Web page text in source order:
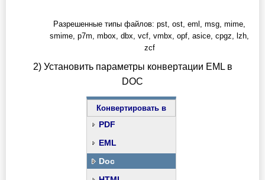
Разрешенные типы файлов: pst, ost, eml, msg, mime,
smime, p7m, mbox, dbx, vcf, vmbx, opf, asice, cpgz, lzh,
zcf
2) Установить параметры конвертации EML в
DOC
Конвертировать в
PDF
EML
Doc